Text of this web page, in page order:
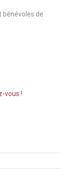
bénévoles de
vous !